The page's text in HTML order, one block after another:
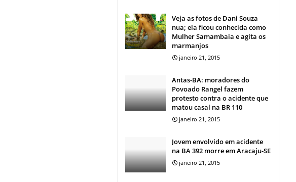
Veja as fotos de Dani Souza
nua; ela ficou conhecida como
Mulher Samambaia e agita os
marmanjos
janeiro 21, 2015
Antas-BA: moradores do
Povoado Rangel fazem
protesto contra o acidente que
matou casal na BR 110
janeiro 21, 2015
Jovem envolvido em acidente
na BA 392 morre em Aracaju-SE
janeiro 21, 2015